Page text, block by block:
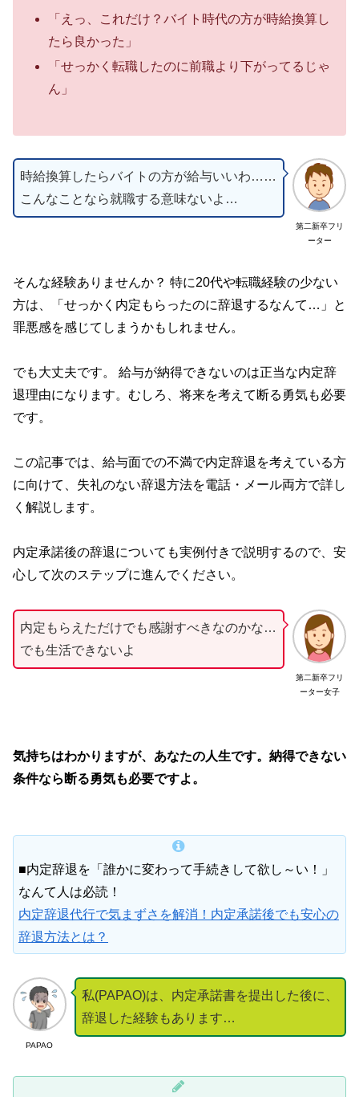
「えっ、これだけ？バイト時代の方が時給換算し
たら良かった」
「せっかく転職したのに前職より下がってるじゃ
ん」
第二新卒フリ
ーター
時給換算したらバイトの方が給与いいわ……
こんなことなら就職する意味ないよ…
そんな経験ありませんか？ 特に20代や転職経験の少ない
方は、「せっかく内定もらったのに辞退するなんて…」と
罪悪感を感じてしまうかもしれません。
でも大丈夫です。 給与が納得できないのは正当な内定辞
退理由になります。むしろ、将来を考えて断る勇気も必要
です。
この記事では、給与面での不満で内定辞退を考えている方
に向けて、失礼のない辞退方法を電話・メール両方で詳し
く解説します。
内定承諾後の辞退についても実例付きで説明するので、安
心して次のステップに進んでください。
第二新卒フリ
ーター女子
内定もらえただけでも感謝すべきなのかな…
でも生活できないよ
気持ちはわかりますが、あなたの人生です。納得できない
条件なら断る勇気も必要ですよ。
■内定辞退を「誰かに変わって手続きして欲し～い！」
なんて人は必読！
内定辞退代行で気まずさを解消！内定承諾後でも安心の
辞退方法とは？
PAPAO
私(PAPAO)は、内定承諾書を提出した後に、
辞退した経験もあります…